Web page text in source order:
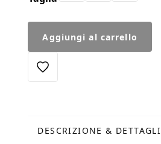
Shirt
Spilla
Gladiatrice
bianca
Aggiungi al carrello
DESCRIZIONE & DETTAGLI